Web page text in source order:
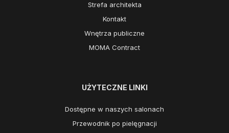
Strefa architekta
Kontakt
Wnętrza publiczne
MOMA Contract
UŻYTECZNE LINKI
Dostępne w naszych salonach
Przewodnik po pielęgnacji